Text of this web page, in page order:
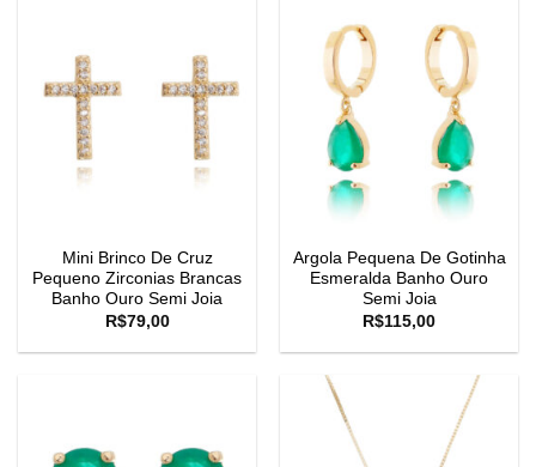
Mini Brinco De Cruz
Pequeno Zirconias Brancas
Banho Ouro Semi Joia
R$79,00
Argola Pequena De Gotinha
Esmeralda Banho Ouro
Semi Joia
R$115,00